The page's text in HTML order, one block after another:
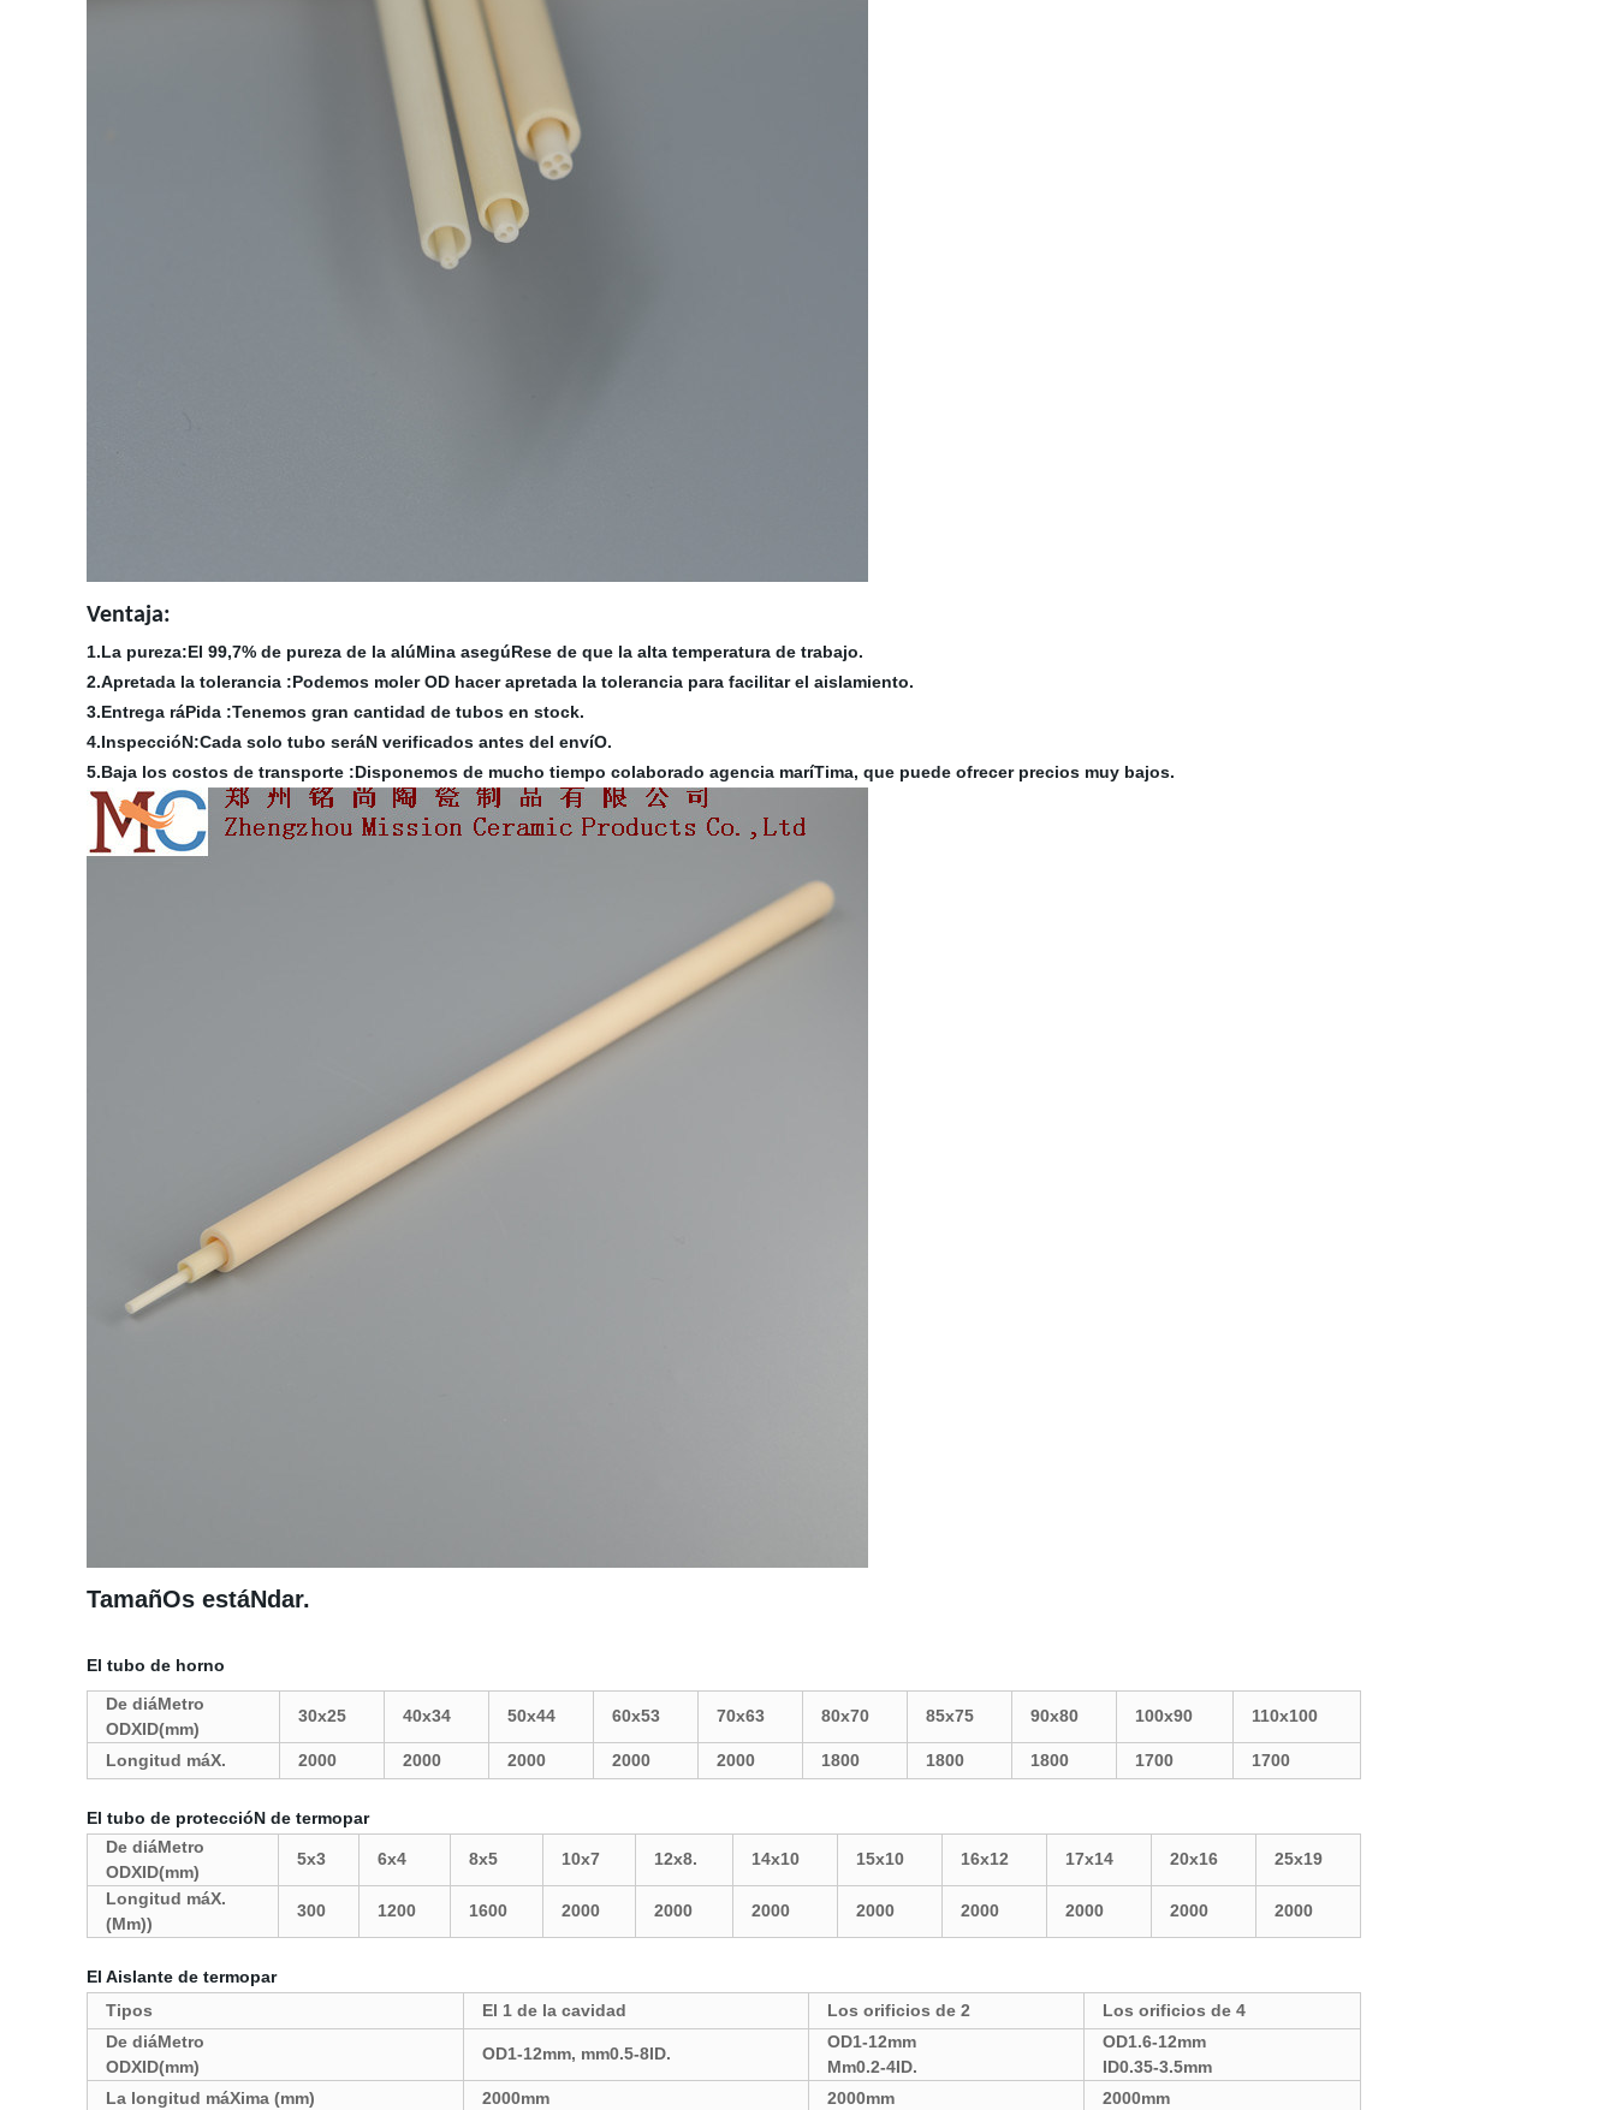
Ventaja:
1.La pureza:El 99,7% de pureza de la alúMina asegúRese de que la alta temperatura de trabajo.
2.Apretada la tolerancia :Podemos moler OD hacer apretada la tolerancia para facilitar el aislamiento.
3.Entrega ráPida :Tenemos gran cantidad de tubos en stock.
4.InspeccióN:Cada solo tubo seráN verificados antes del envíO.
5.Baja los costos de transporte :Disponemos de mucho tiempo colaborado agencia maríTima, que puede ofrecer precios muy bajos.
TamañOs estáNdar.
El tubo de horno
De diáMetro
ODXID(mm)
30x25 40x34 50x44 60x53 70x63 80x70 85x75 90x80 100x90 110x100
Longitud máX. 2000 2000 2000 2000 2000 1800 1800 1800 1700 1700
El tubo de proteccióN de termopar
De diáMetro
ODXID(mm)
5x3 6x4 8x5 10x7 12x8. 14x10 15x10 16x12 17x14 20x16 25x19
Longitud máX.
(Mm))
300 1200 1600 2000 2000 2000 2000 2000 2000 2000 2000
El Aislante de termopar
Tipos
El 1 de la cavidad Los orificios de 2
Los orificios de 4
De diáMetro
ODXID(mm)
OD1-12mm, mm0.5-8ID.
OD1-12mm
Mm0.2-4ID.
OD1.6-12mm
ID0.35-3.5mm
La longitud máXima (mm)
2000mm 2000mm 2000mm